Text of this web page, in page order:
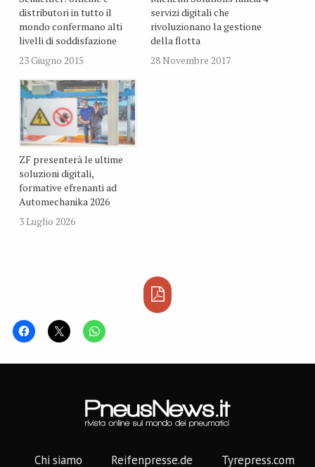
distributori in tutto il
mondo confermano alti
livelli di soddisfazione
23 Giugno 2015
servizi digitali che
rivoluzionano la gestione
della flotta
28 Novembre 2017
ZF presenterà le ultime
soluzioni digitali,
formative efrenanti ad
Automechanika 2026
3 Luglio 2026
Chi siamo Reifenpresse.de Tyrepress.com